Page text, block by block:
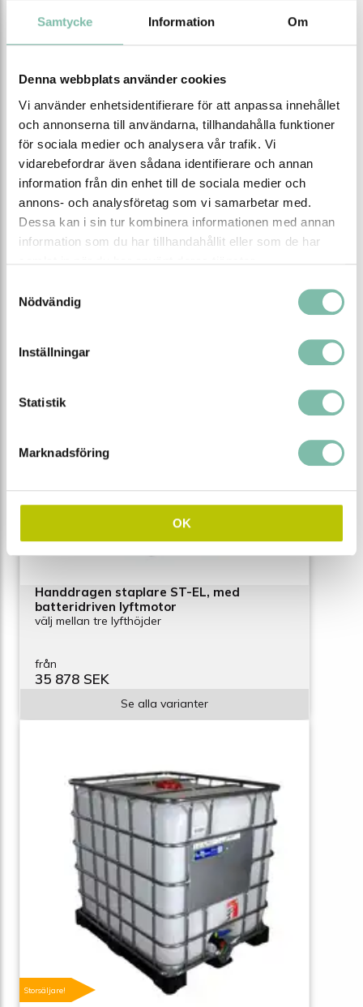
Samtycke Information Om
Denna webbplats använder cookies
Vi använder enhetsidentifierare för att anpassa innehållet
och annonserna till användarna, tillhandahålla funktioner
för sociala medier och analysera vår trafik. Vi
vidarebefordrar även sådana identifierare och annan
information från din enhet till de sociala medier och
annons- och analysföretag som vi samarbetar med.
Dessa kan i sin tur kombinera informationen med annan
information som du har tillhandahållit eller som de har
Nödvändig
Inställningar
Statistik
Marknadsföring
OK
Bredd (mm)
1230
Djup (mm)
1030
Höjd (mm)
Version
ASF 800 DW
Tipsa Ring oss Maila oss
Ladda ner produktblad
Handdragen staplare ST-EL, med
batteridriven lyftmotor
välj mellan tre lyfthöjder
från
35 878 SEK
Se alla varianter
Storsäljare!